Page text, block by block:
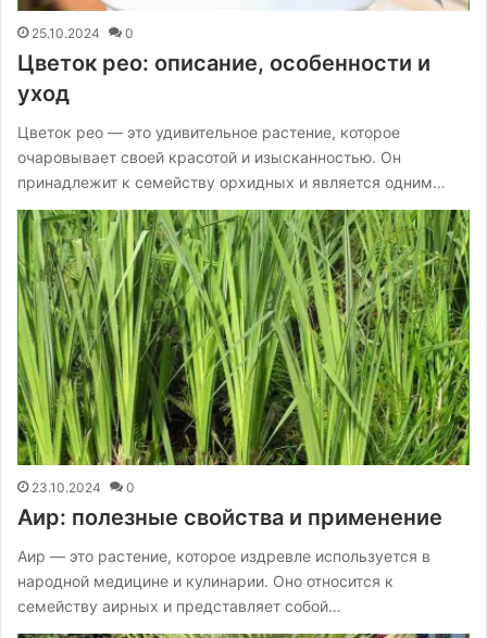
25.10.2024 0
Цветок рео: описание, особенности и
уход
Цветок рео — это удивительное растение, которое
очаровывает своей красотой и изысканностью. Он
принадлежит к семейству орхидных и является одним…
23.10.2024 0
Аир: полезные свойства и применение
Аир — это растение, которое издревле используется в
народной медицине и кулинарии. Оно относится к
семейству аирных и представляет собой…